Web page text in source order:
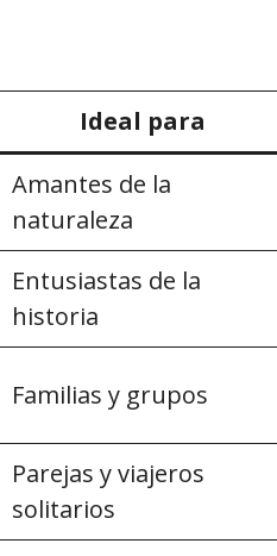
Ideal para
Amantes de la
naturaleza
Entusiastas de la
historia
Familias y grupos
Parejas y viajeros
solitarios